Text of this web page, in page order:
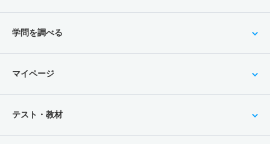
学問を調べる
マイページ
テスト・教材